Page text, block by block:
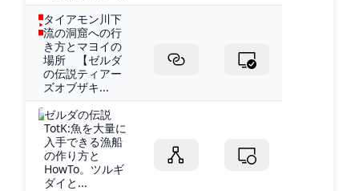
タイアモン川下
流の洞窟への行
き方とマヨイの
場所 【ゼルダ
の伝説ティアー
ズオブザキ...
ゼルダの伝説
TotK:魚を大量に
入手できる漁船
の作り方と
HowTo。ツルギ
ダイと...